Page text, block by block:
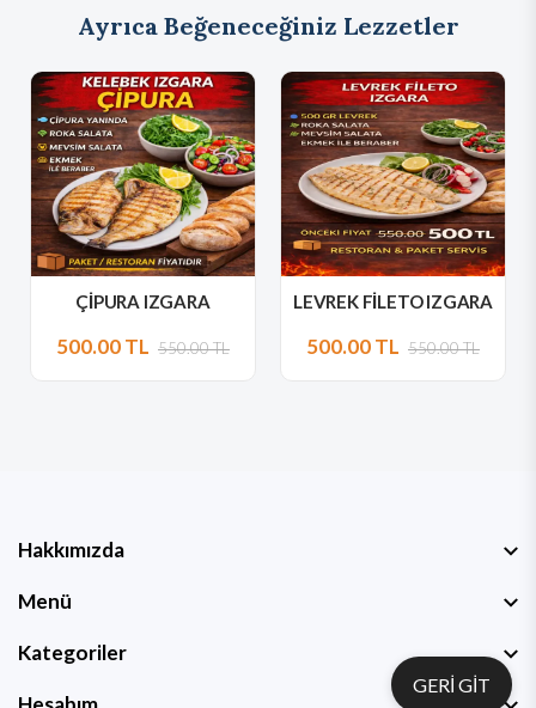
Ayrıca Beğeneceğiniz Lezzetler
ÇİPURA IZGARA
500.00 TL 550.00 TL
LEVREK FİLETO IZGARA
500.00 TL 550.00 TL
Hakkımızda
Menü
Kategoriler
GERİ GİT